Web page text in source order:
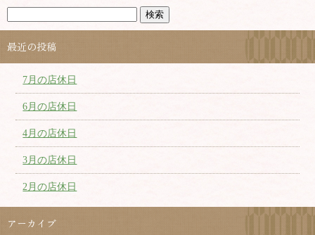
最近の投稿
7月の店休日
6月の店休日
4月の店休日
3月の店休日
2月の店休日
アーカイブ